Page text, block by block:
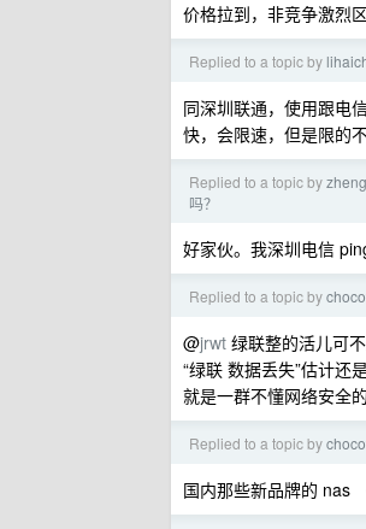
价格拉到，非竞争激烈
Replied to a topic by
同深圳联通，使用跟电
快，会限速，但是限的
Replied to a topic by
吗？
好家伙。我深圳电信
Replied to a topic by
@jrwt 绿联整的活儿可
“绿联 数据丢失”估计还
就是一群不懂网络安全
Replied to a topic by
国内那些新品牌的 nas